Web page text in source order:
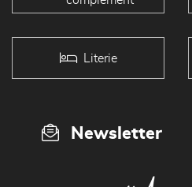
Literie
Newsletter